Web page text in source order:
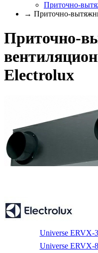
Приточно-
→ Приточно-
Приточно-
Electrolux
Universe ERVX-
Universe ERVX-